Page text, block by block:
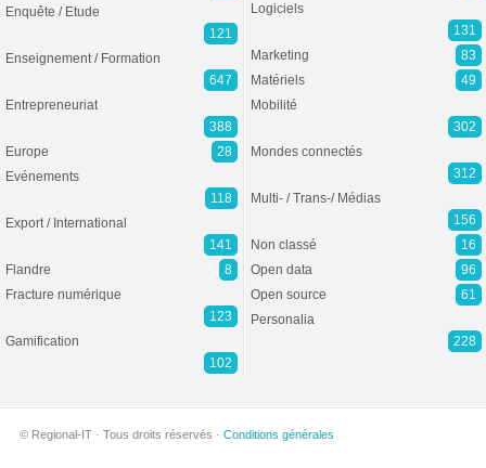
Enquête / Etude
121
Enseignement / Formation
647
Entrepreneuriat
388
Europe
28
Evénements
118
Export / International
141
Flandre
8
Fracture numérique
123
Gamification
102
Logiciels
131
Marketing
83
Matériels
49
Mobilité
302
Mondes connectés
312
Multi- / Trans-/ Médias
156
Non classé
16
Open data
96
Open source
61
Personalia
228
© Regional-IT · Tous droits réservés · Conditions générales